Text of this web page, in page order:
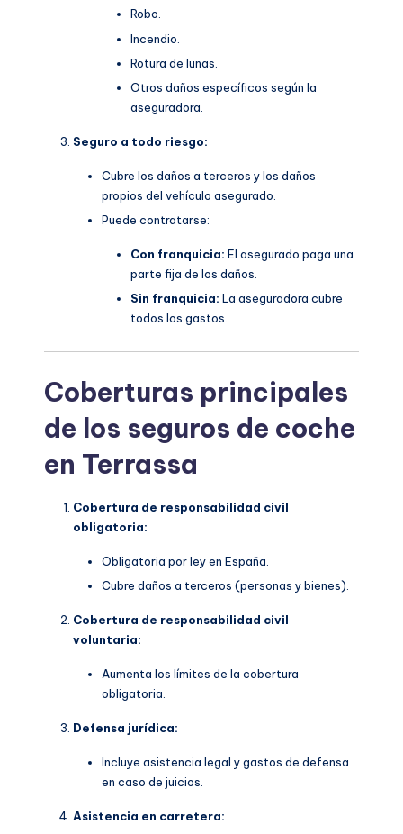
Robo.
Incendio.
Rotura de lunas.
Otros daños específicos según la
aseguradora.
Seguro a todo riesgo:
Cubre los daños a terceros y los daños
propios del vehículo asegurado.
Puede contratarse:
Con franquicia: El asegurado paga una
parte fija de los daños.
Sin franquicia: La aseguradora cubre
todos los gastos.
Coberturas principales
de los seguros de coche
en Terrassa
Cobertura de responsabilidad civil
obligatoria:
Obligatoria por ley en España.
Cubre daños a terceros (personas y bienes).
Cobertura de responsabilidad civil
voluntaria:
Aumenta los límites de la cobertura
obligatoria.
Defensa jurídica:
Incluye asistencia legal y gastos de defensa
en caso de juicios.
Asistencia en carretera: